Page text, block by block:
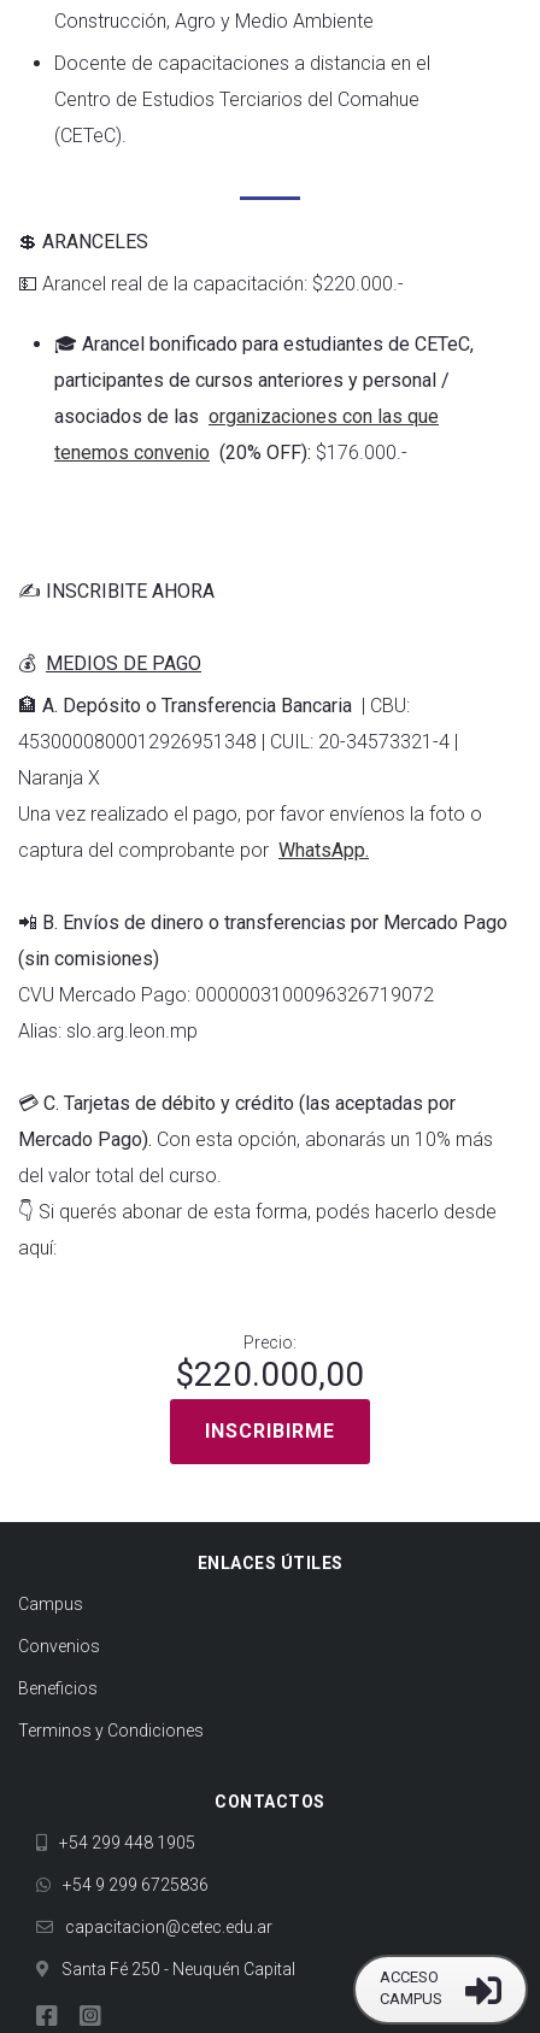
Construcción, Agro y Medio Ambiente
Docente de capacitaciones a distancia en el
Centro de Estudios Terciarios del Comahue
(CETeC).
💲 ARANCELES
💵 Arancel real de la capacitación: $220.000.-
🎓 Arancel bonificado para estudiantes de CETeC,
participantes de cursos anteriores y personal /
asociados de las organizaciones con las que
tenemos convenio (20% OFF): $176.000.-
✍️ INSCRIBITE AHORA
💰 MEDIOS DE PAGO
🏦 A. Depósito o Transferencia Bancaria | CBU:
4530000800012926951348 | CUIL: 20-34573321-4 |
Naranja X
Una vez realizado el pago, por favor envíenos la foto o
captura del comprobante por WhatsApp.
📲 B. Envíos de dinero o transferencias por Mercado Pago
(sin comisiones)
CVU Mercado Pago: 0000003100096326719072
Alias: slo.arg.leon.mp
💳 C. Tarjetas de débito y crédito (las aceptadas por
Mercado Pago). Con esta opción, abonarás un 10% más
del valor total del curso.
👇 Si querés abonar de esta forma, podés hacerlo desde
aquí:
Precio:
$220.000,00
INSCRIBIRME
ENLACES ÚTILES
Campus
Convenios
Beneficios
Terminos y Condiciones
CONTACTOS
+54 299 448 1905
+54 9 299 6725836
capacitacion@cetec.edu.ar
Santa Fé 250 - Neuquén Capital
ACCESO
CAMPUS